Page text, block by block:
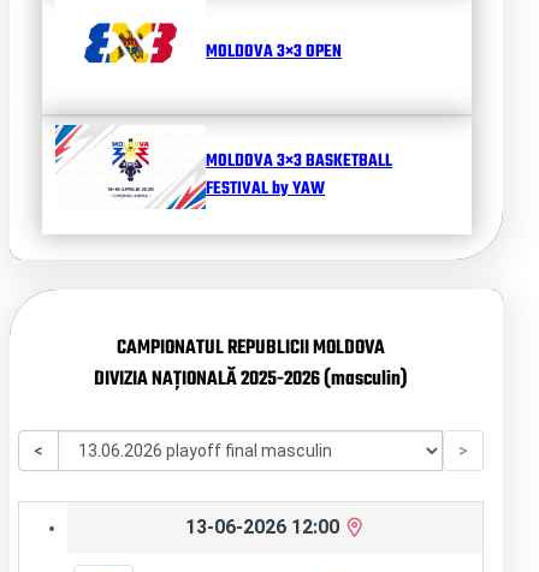
MOLDOVA 3×3 OPEN
MOLDOVA 3×3 BASKETBALL
FESTIVAL by YAW
CAMPIONATUL REPUBLICII MOLDOVA
DIVIZIA NAȚIONALĂ 2025-2026 (masculin)
< >
13-06-2026 12:00